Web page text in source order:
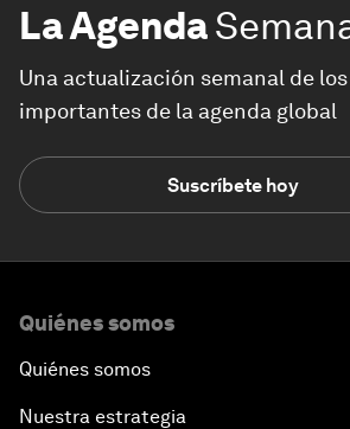
La Agenda
Una actualización semanal de
importantes de la agenda global
Suscríbete hoy
Quiénes somos
Quiénes somos
Nuestra estrategia